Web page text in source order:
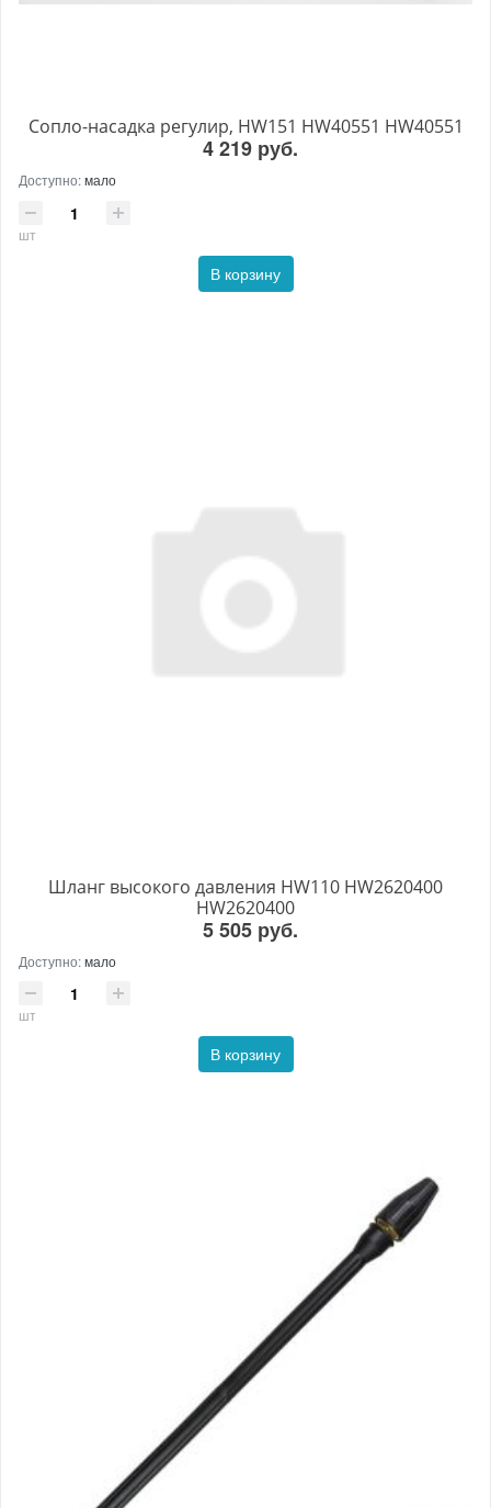
Сопло-насадка регулир, HW151 HW40551 HW40551
4 219 руб.
Доступно:мало
шт
В корзину
Шланг высокого давления HW110 HW2620400
HW2620400
5 505 руб.
Доступно:мало
шт
В корзину